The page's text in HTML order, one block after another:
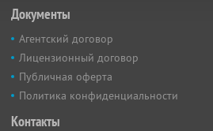
Документы
Агентский договор
Лицензионный договор
Публичная оферта
Политика конфиденциальности
Контакты